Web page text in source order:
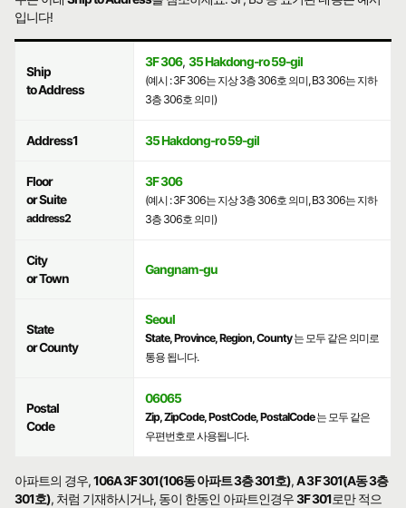
입니다!
Ship
to Address
3F 306, 35 Hakdong-ro 59-gil
(예시 : 3F 306는 지상 3층 306호 의미, B3 306는 지하
3층 306호 의미)
Address1 35 Hakdong-ro 59-gil
Floor
or Suite
address2
3F 306
(예시 : 3F 306는 지상 3층 306호 의미, B3 306는 지하
3층 306호 의미)
City
or Town
Gangnam-gu
State
or County
Seoul
State, Province, Region, County는 모두 같은 의미로
통용 됩니다.
Postal
Code
06065
Zip, ZipCode, PostCode, PostalCode는 모두 같은
우편번호로 사용됩니다.
아파트의 경우,106A 3F 301(106동 아파트 3층 301호),A 3F 301(A동 3층
301호), 처럼 기재하시거나, 동이 한동인 아파트인경우3F 301로만 적으